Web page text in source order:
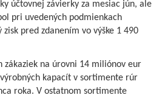
účtovnej závierky za mesiac jún, ale
pri uvedených podmienkach
pred zdanením vo výške 1 490
zákaziek na úrovni 14 miliónov eur
kapacít v sortimente rúr
roka. V ostatnom sortimente